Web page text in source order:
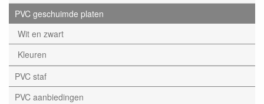
PVC geschuimde platen
Wit en zwart
Kleuren
PVC staf
PVC aanbiedingen